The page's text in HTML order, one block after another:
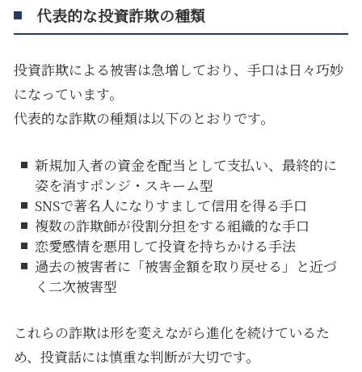
代表的な投資詐欺の種類
投資詐欺による被害は急増しており、手口は日々巧妙
になっています。
代表的な詐欺の種類は以下のとおりです。
新規加入者の資金を配当として支払い、最終的に
姿を消すポンジ・スキーム型
SNSで著名人になりすまして信用を得る手口
複数の詐欺師が役割分担をする組織的な手口
恋愛感情を悪用して投資を持ちかける手法
過去の被害者に「被害金額を取り戻せる」と近づ
く二次被害型
これらの詐欺は形を変えながら進化を続けているた
め、投資話には慎重な判断が大切です。